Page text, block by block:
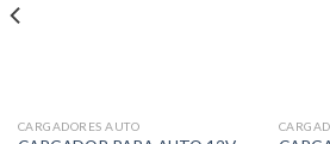
CARGADORES AUTO